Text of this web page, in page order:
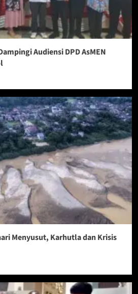
Audiensi DPD AsMEN
Menyusut, Karhutla dan Krisis